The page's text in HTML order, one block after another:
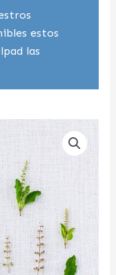
estos
las